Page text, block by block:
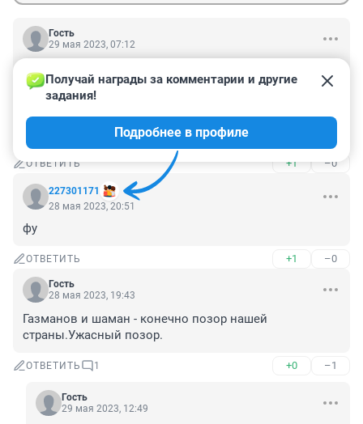
Гость
29 мая 2023, 07:12
нормальные мужики, судя по тому как скачет на
сцене, медицинских противопоказаний нет.
Интересно как этот ура патриот отмазался, белый
ОТВЕТИТЬ +1 –0
227301171
Получай награды за комментарии и другие
задания!
Подробнее в профиле
28 мая 2023, 20:51
фу
ОТВЕТИТЬ +1 –0
Гость
28 мая 2023, 19:43
Газманов и шаман - конечно позор нашей
страны.Ужасный позор.
ОТВЕТИТЬ 1 +0 –1
Гость
29 мая 2023, 12:49